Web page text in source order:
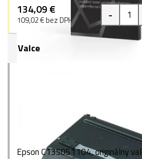
134,09 €
109,02 € bez DPH -
Valce
Epson C13S051104, originálny